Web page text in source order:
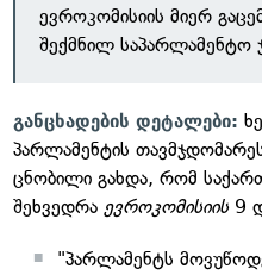
ევროკომისიის მიერ
შექმნილ საპარლამენტო
განცხადების დეტალები:
პარლამენტის
ცნობილი გახდა, რომ
შეხვედრაევროკომისიის9
"პარლამენტს